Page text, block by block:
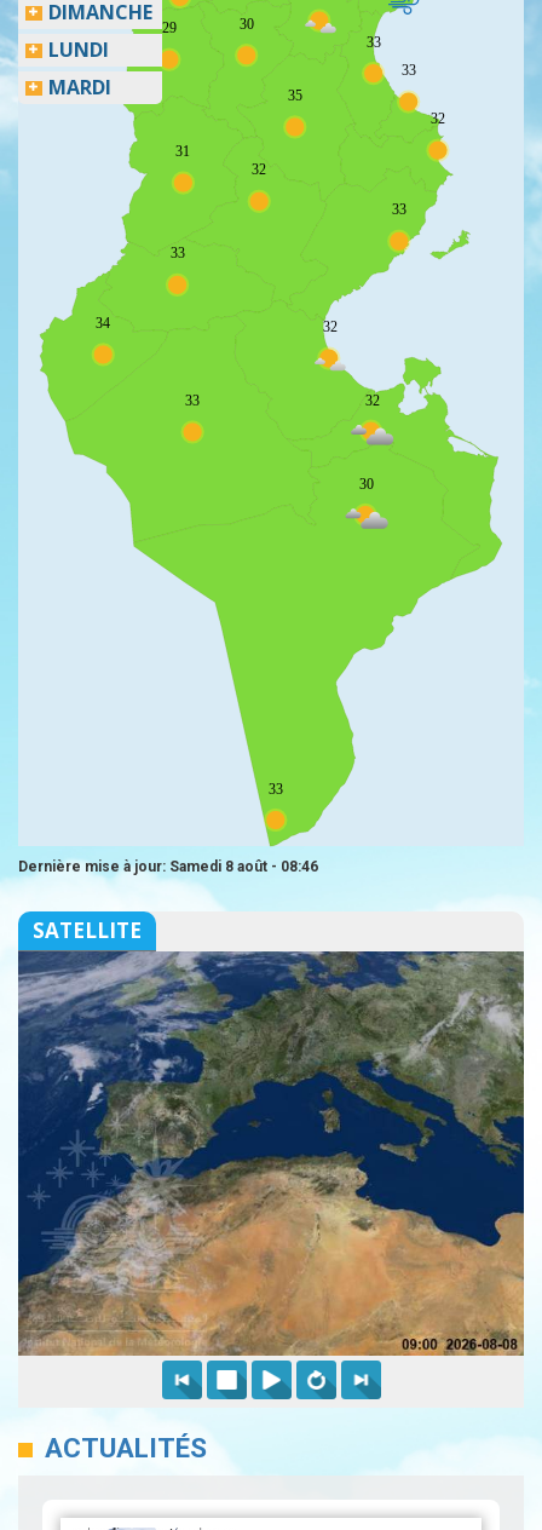
30
29
35
33
33
32
31
32
33
32
33
34
33 32
30
33
DIMANCHE
LUNDI
MARDI
Dernière mise à jour: Samedi 8 août - 08:46
SATELLITE
ACTUALITÉS